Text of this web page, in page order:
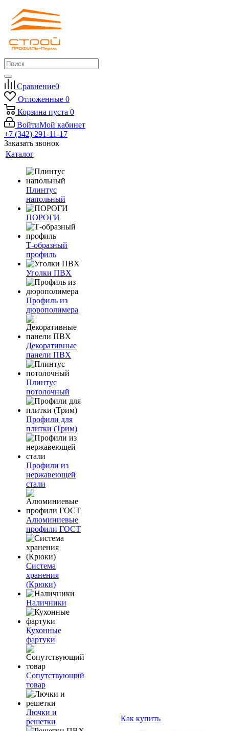
Сравнение0
Отложенные 0
Корзина пуста 0
ВойтиМой кабинет
+7 (342) 291-11-17
Заказать звонок
Каталог
Плинтус
напольный
ПОРОГИ
Т-образный
профиль
Уголки ПВХ
Профиль из
дюрополимера
Декоративные
панели ПВХ
Плинтус
потолочный
Профили для
плитки (Трим)
Профили из
нержавеющей
стали
Алюминиевые
профили ГОСТ
Система
хранения
(Крюки)
Наличники
Кухонные
фартуки
Сопутствующий
товар
Лючки и
решетки
Как купить